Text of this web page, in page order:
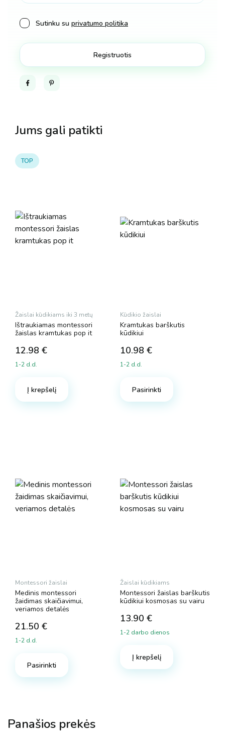
Sutinku su privatumo politika
FacebookPinterest
Jums gali patikti
TOP
Žaislai kūdikiams iki 3 metų
Ištraukiamas montessori
žaislas kramtukas pop it
12.98 €
1-2 d.d.
Į krepšelį
Kūdikio žaislai
Kramtukas barškutis
kūdikiui
10.98 €
1-2 d.d.
Pasirinkti
Montessori žaislai
Medinis montessori
žaidimas skaičiavimui,
veriamos detalės
21.50 €
1-2 d.d.
Pasirinkti
Žaislai kūdikiams
Montessori žaislas barškutis
kūdikiui kosmosas su vairu
13.90 €
1-2 darbo dienos
Į krepšelį
Panašios prekės